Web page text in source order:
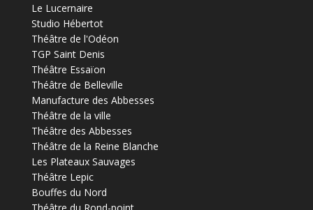
Le Lucernaire
Studio Hébertot
Théâtre de l'Odéon
TGP Saint Denis
Théâtre Essaïon
Théâtre de Belleville
Manufacture des Abbesses
Théâtre de la ville
Théâtre des Abbesses
Théâtre de la Reine Blanche
Les Plateaux Sauvages
Théâtre Lepic
Bouffes du Nord